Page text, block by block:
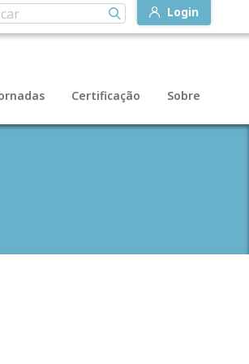
Login
Certificação Sobre